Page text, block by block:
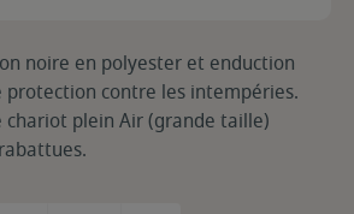
noire en polyester et enduction
protection contre les intempéries.
chariot plein Air (grande taille)